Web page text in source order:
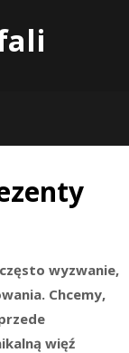
wyzwanie,
Chcemy,
więź